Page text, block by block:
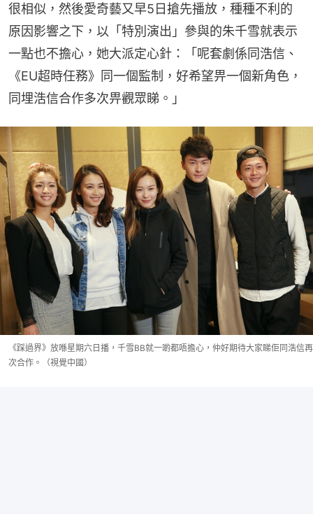
很相似，然後愛奇藝又早5日搶先播放，種種不利的
原因影響之下，以「特別演出」參與的朱千雪就表示
一點也不擔心，她大派定心針：「呢套劇係同浩信、
《EU超時任務》同一個監制，好希望畀一個新角色，
同埋浩信合作多次畀觀眾睇。」
《踩過界》放喺星期六日播，千雪BB就一啲都唔擔心，仲好期待大家睇佢同浩信再
次合作。（視覺中國）